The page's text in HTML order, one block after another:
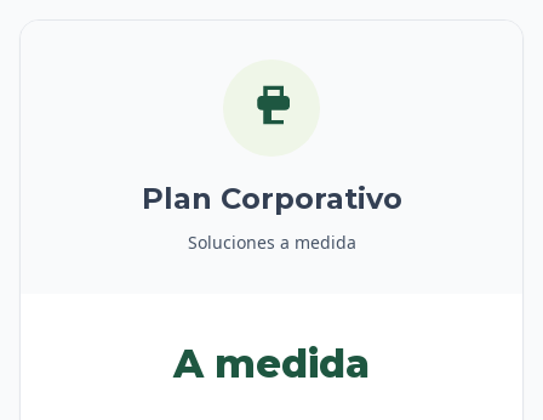
Plan Corporativo
Soluciones a medida
A medida